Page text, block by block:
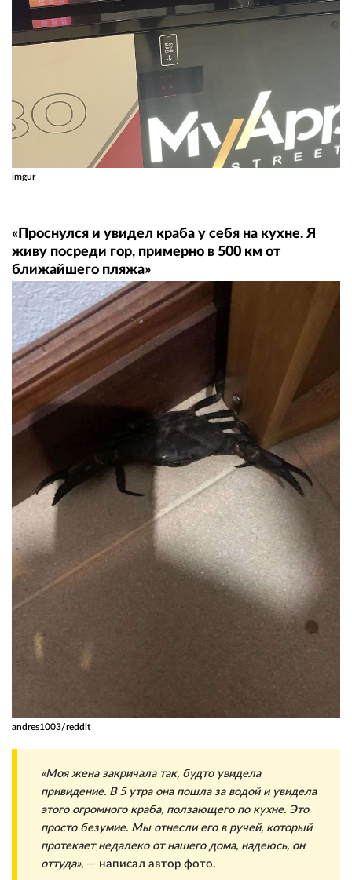
imgur
«Проснулся и увидел краба у себя на кухне. Я
живу посреди гор, примерно в 500 км от
ближайшего пляжа»
andres1003/reddit
«Моя жена закричала так, будто увидела
привидение. В 5 утра она пошла за водой и увидела
этого огромного краба, ползающего по кухне. Это
просто безумие. Мы отнесли его в ручей, который
протекает недалеко от нашего дома, надеюсь, он
оттуда», — написал автор фото.